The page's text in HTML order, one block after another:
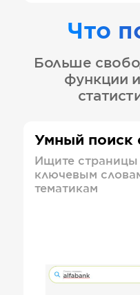
Что
Больше
функции
Умный поиск
Ищите страницы
ключевым
тематикам